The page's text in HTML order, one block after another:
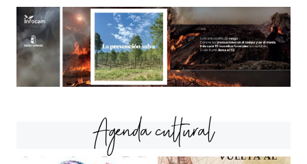
Agenda cultural